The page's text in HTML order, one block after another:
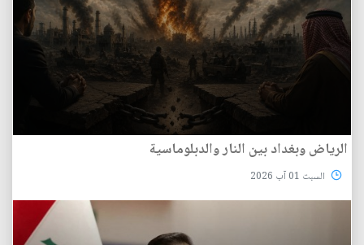
الرياض وبغداد بين النار والدبلوماسية
السبت 01 آب 2026